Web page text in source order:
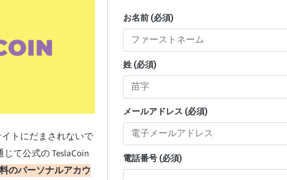
イトにだまされないで
て公式の TeslaCoin
のパーソナルアカウ
お名前 (必須)
姓 (必須)
メールアドレス (必須)
電話番号 (必須)